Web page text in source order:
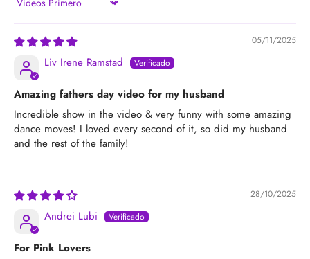
Sort by
05/11/2025
Liv Irene Ramstad
Amazing fathers day video for my husband
Incredible show in the video & very funny with some amazing
dance moves! I loved every second of it, so did my husband
and the rest of the family!
28/10/2025
Andrei Lubi
For Pink Lovers